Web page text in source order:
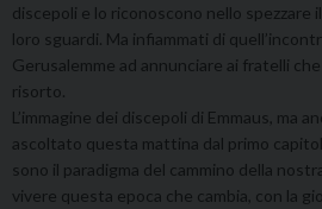
discepoli e lo riconoscono nello spezzare
loro sguardi. Ma infiammati di
Gerusalemme ad annunciare ai fratelli
risorto.
L’immagine dei discepoli di Emmaus, ma
ascoltato questa mattina dal primo
sono il paradigma del cammino della
vivere questa epoca che cambia, con la